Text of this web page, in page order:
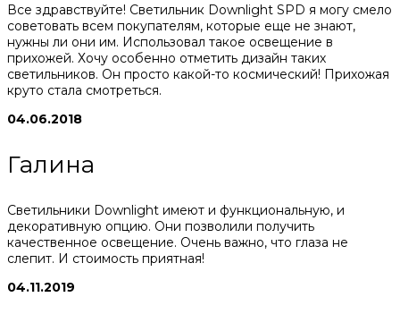
Все здравствуйте! Светильник Downlight SPD я могу смело
советовать всем покупателям, которые еще не знают,
нужны ли они им. Использовал такое освещение в
прихожей. Хочу особенно отметить дизайн таких
светильников. Он просто какой-то космический! Прихожая
круто стала смотреться.
04.06.2018
Галина
Светильники Downlight имеют и функциональную, и
декоративную опцию. Они позволили получить
качественное освещение. Очень важно, что глаза не
слепит. И стоимость приятная!
04.11.2019